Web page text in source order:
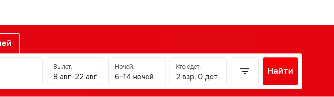
Вылет:
8 авг–22 авг
Ночей:
6–14 ночей
Кто едет:
2 взр, 0 дет
Найти